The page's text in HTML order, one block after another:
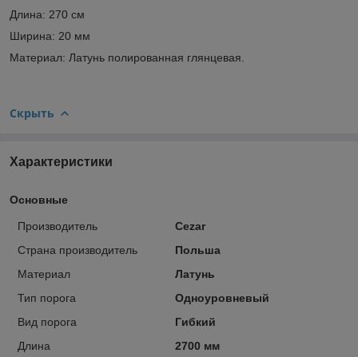
Длина: 270 см
Ширина: 20 мм
Материал: Латунь полированная глянцевая.
Скрыть
Характеристики
Основные
Производитель
Cezar
Страна производитель
Польша
Материал
Латунь
Тип порога
Одноуровневый
Вид порога
Гибкий
Длина
2700 мм